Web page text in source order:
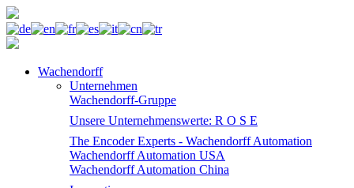
Wachendorff
Unternehmen
Wachendorff-Gruppe
Unsere Unternehmenswerte: R O S E
The Encoder Experts - Wachendorff Automation
Wachendorff Automation USA
Wachendorff Automation China